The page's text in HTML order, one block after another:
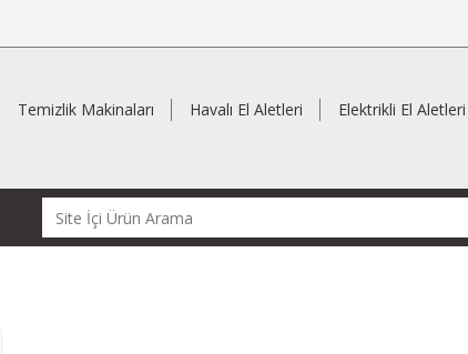
Temizlik Makinaları Havalı El Aletleri Elektrikli El Aletleri